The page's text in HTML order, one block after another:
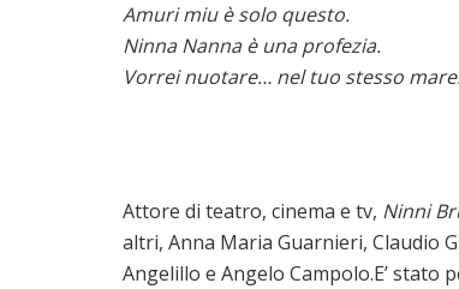
Amuri miu è solo questo.
Ninna Nanna è una profezia.
Vorrei nuotare… nel tuo stesso
Attore di teatro, cinema e tv, Ninni
altri, Anna Maria Guarnieri, Claudio
Angelillo e Angelo Campolo.E’ stato